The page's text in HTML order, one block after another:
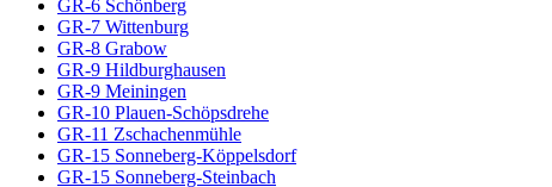
GR-6 Schönberg
GR-7 Wittenburg
GR-8 Grabow
GR-9 Hildburghausen
GR-9 Meiningen
GR-10 Plauen-Schöpsdrehe
GR-11 Zschachenmühle
GR-15 Sonneberg-Köppelsdorf
GR-15 Sonneberg-Steinbach